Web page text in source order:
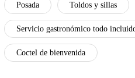
Posada Toldos y sillas
Servicio gastronómico todo
Coctel de bienvenida